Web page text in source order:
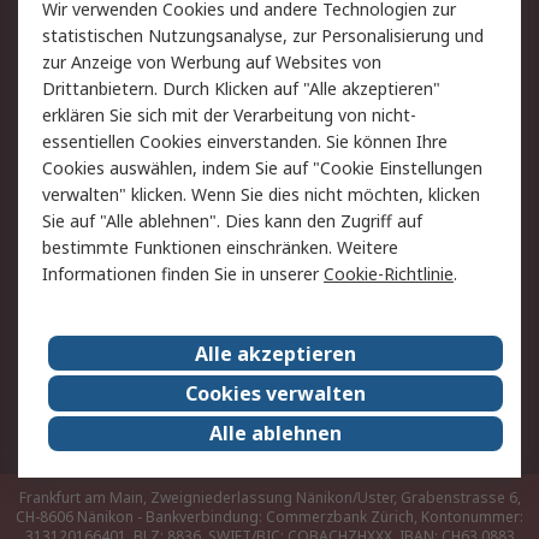
Hilfe
Rechtliches
AGB
Datenschutz
Cookie-Richtlinie
Zahlungsbedingungen
Copyright/Impressum
Über RS
Karriere bei RS
Nachhaltigkeit
Qualität/Umwelt/ZertifikatePresse-Center
Event-Center
Frankfurt am Main, Zweigniederlassung Nänikon/Uster, Grabenstrasse 6,
CH-8606 Nänikon - Bankverbindung: Commerzbank Zürich, Kontonummer:
Wir verwenden Cookies und andere Technologien zur
statistischen Nutzungsanalyse, zur Personalisierung und
zur Anzeige von Werbung auf Websites von
Drittanbietern. Durch Klicken auf "Alle akzeptieren"
erklären Sie sich mit der Verarbeitung von nicht-
essentiellen Cookies einverstanden. Sie können Ihre
Cookies auswählen, indem Sie auf "Cookie Einstellungen
verwalten" klicken. Wenn Sie dies nicht möchten, klicken
Sie auf "Alle ablehnen". Dies kann den Zugriff auf
bestimmte Funktionen einschränken. Weitere
Informationen finden Sie in unsererCookie-Richtlinie.
Alle akzeptieren
Cookies verwalten
Alle ablehnen